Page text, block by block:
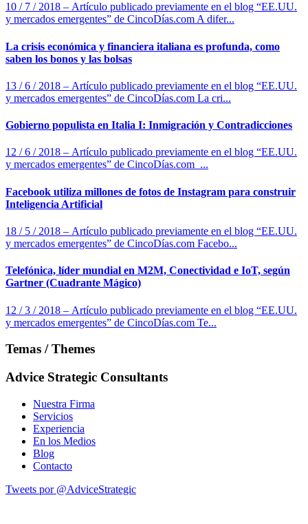
10 / 7 / 2018 – Artículo publicado previamente en el blog “EE.UU.
y mercados emergentes” de CincoDías.com A difer...
La crisis económica y financiera italiana es profunda, como
saben los bonos y las bolsas
13 / 6 / 2018 – Artículo publicado previamente en el blog “EE.UU.
y mercados emergentes” de CincoDías.com La cri...
Gobierno populista en Italia I: Inmigración y Contradicciones
12 / 6 / 2018 – Artículo publicado previamente en el blog “EE.UU.
y mercados emergentes” de CincoDías.com ...
Facebook utiliza millones de fotos de Instagram para construir
Inteligencia Artificial
18 / 5 / 2018 – Artículo publicado previamente en el blog “EE.UU.
y mercados emergentes” de CincoDías.com Facebo...
Telefónica, líder mundial en M2M, Conectividad e IoT, según
Gartner (Cuadrante Mágico)
12 / 3 / 2018 – Artículo publicado previamente en el blog “EE.UU.
y mercados emergentes” de CincoDías.com Te...
Temas / Themes
Advice Strategic Consultants
Nuestra Firma
Servicios
Experiencia
En los Medios
Blog
Contacto
Tweets por @AdviceStrategic